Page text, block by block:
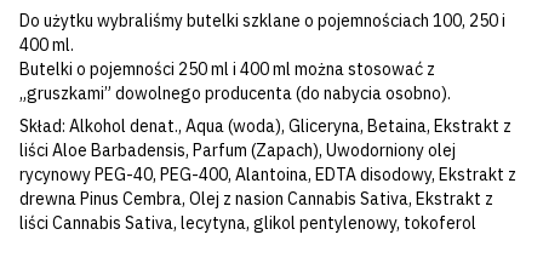
Do użytku wybraliśmy butelki szklane o pojemnościach 100, 250 i
400 ml.
Butelki o pojemności 250 ml i 400 ml można stosować z
„gruszkami” dowolnego producenta (do nabycia osobno).
Skład: Alkohol denat., Aqua (woda), Gliceryna, Betaina, Ekstrakt z
liści Aloe Barbadensis, Parfum (Zapach), Uwodorniony olej
rycynowy PEG-40, PEG-400, Alantoina, EDTA disodowy, Ekstrakt z
drewna Pinus Cembra, Olej z nasion Cannabis Sativa, Ekstrakt z
liści Cannabis Sativa, lecytyna, glikol pentylenowy, tokoferol